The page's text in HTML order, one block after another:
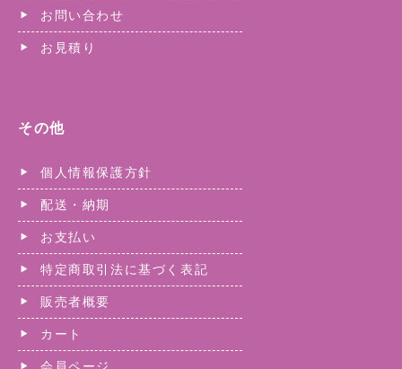
お問い合わせ
お見積り
その他
個人情報保護方針
配送・納期
お支払い
特定商取引法に基づく表記
販売者概要
カート